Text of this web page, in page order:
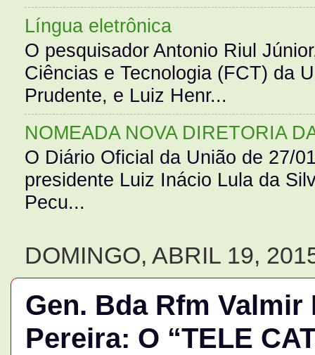
Língua eletrônica
O pesquisador Antonio Riul
Ciências e Tecnologia (FCT) da
Prudente, e Luiz Henr...
NOMEADA NOVA DIRETORIA
O Diário Oficial da União de 27/
presidente Luiz Inácio Lula da
Pecu...
DOMINGO, ABRIL 19,
Gen. Bda Rfm Valmir
Pereira: O “TELE